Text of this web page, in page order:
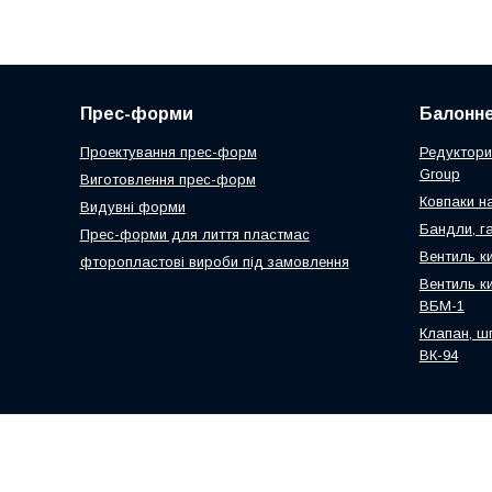
Прес-форми
Проектування прес-форм
Виготовлення прес-форм
Видувні форми
Прес-форми для лиття пластмас
фторопластові вироби під замовлення
Group
Ковпаки
Бандли,
Вентиль
Вентиль
ВБМ-1
Клапан,
ВК-94